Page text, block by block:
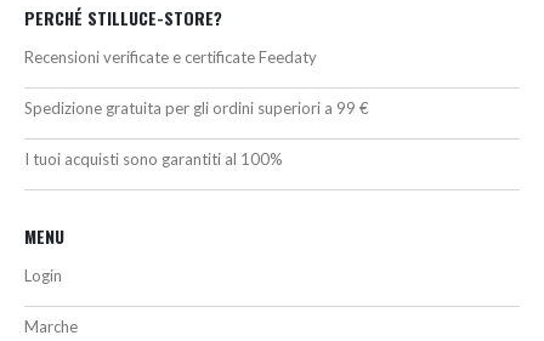
PERCHÉ STILLUCE-STORE?
Recensioni verificate e certificate Feedaty
Spedizione gratuita per gli ordini superiori a 99 €
I tuoi acquisti sono garantiti al 100%
MENU
Login
Marche